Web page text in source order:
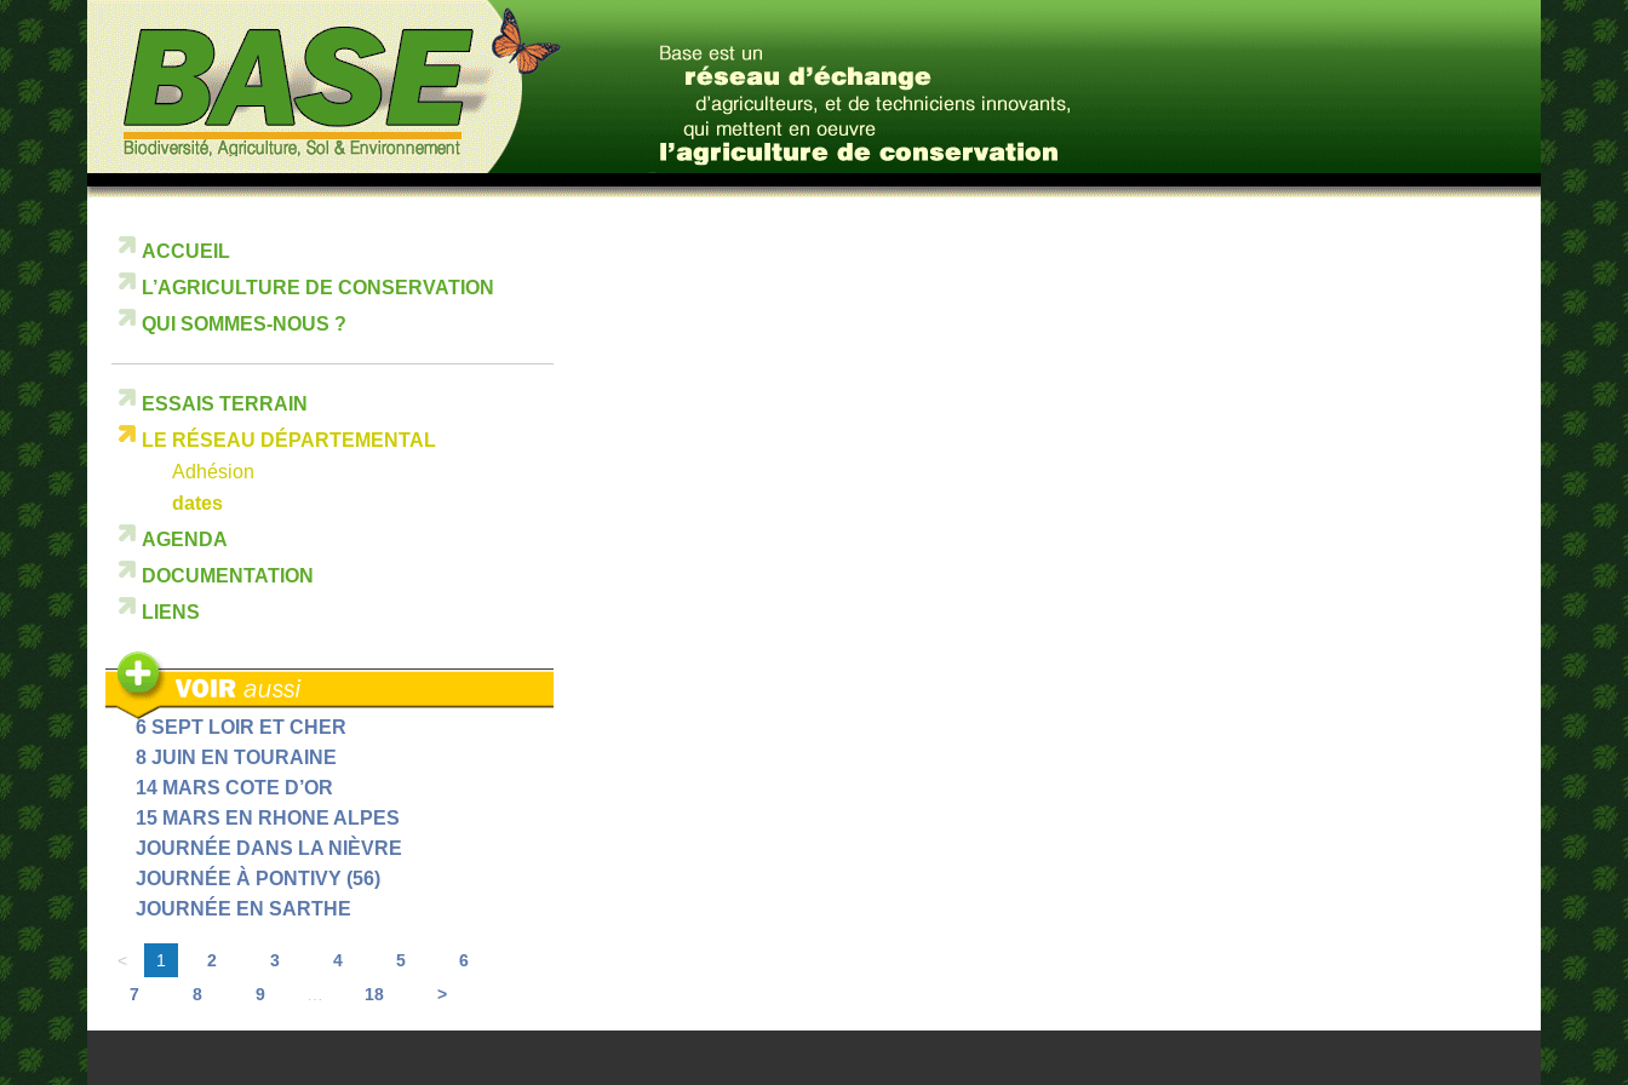
ACCUEIL
L’AGRICULTURE DE CONSERVATION
QUI SOMMES-NOUS ?
ESSAIS TERRAIN
LE RÉSEAU DÉPARTEMENTAL
Adhésion
dates
AGENDA
DOCUMENTATION
LIENS
6 SEPT LOIR ET CHER
8 JUIN EN TOURAINE
14 MARS COTE D’OR
15 MARS EN RHONE ALPES
JOURNÉE DANS LA NIÈVRE
JOURNÉE À PONTIVY (56)
JOURNÉE EN SARTHE
< 1 2 3 4 5
6
7
8 9 18 >